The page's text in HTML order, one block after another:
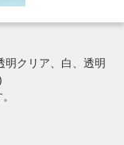
明クリア、白、透明